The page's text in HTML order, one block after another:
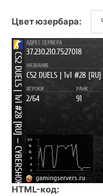
Цвет юзербара:
HTML-код: